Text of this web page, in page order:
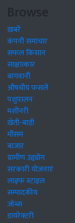
Browse
खबरें
कंपनी समाचार
सफल किसान
साक्षात्कार
बागवानी
औषधीय फसलें
पशुपालन
मशीनरी
खेती-बाड़ी
मौसम
बाजार
ग्रामीण उद्द्योग
सरकारी योजनाएं
लाइफ स्टाइल
सम्पादकीय
जॉब्स
डायरेक्टरी